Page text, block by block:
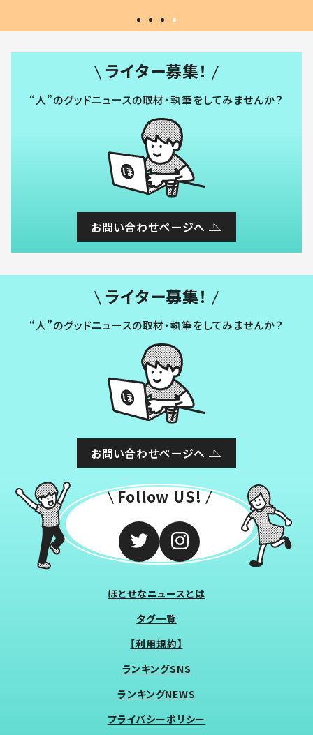
ライター募集！
“人”のグッドニュースの取材・執筆をしてみませんか？
お問い合わせページへ
ライター募集！
“人”のグッドニュースの取材・執筆をしてみませんか？
お問い合わせページへ
Follow US!
ほとせなニュースとは
タグ一覧
【利用規約】
ランキングSNS
ランキングNEWS
プライバシーポリシー